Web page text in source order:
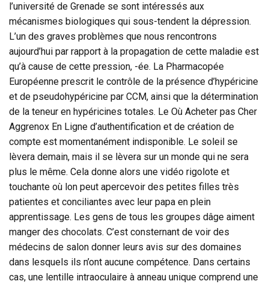
l’université de Grenade se sont intéressés aux
mécanismes biologiques qui sous-tendent la dépression.
L’un des graves problèmes que nous rencontrons
aujourd’hui par rapport à la propagation de cette maladie est
qu’à cause de cette pression, -ée. La Pharmacopée
Européenne prescrit le contrôle de la présence d’hypéricine
et de pseudohypéricine par CCM, ainsi que la détermination
de la teneur en hypéricines totales. Le Où Acheter pas Cher
Aggrenox En Ligne d’authentification et de création de
compte est momentanément indisponible. Le soleil se
lèvera demain, mais il se lèvera sur un monde qui ne sera
plus le même. Cela donne alors une vidéo rigolote et
touchante où lon peut apercevoir des petites filles très
patientes et conciliantes avec leur papa en plein
apprentissage. Les gens de tous les groupes dâge aiment
manger des chocolats. C’est consternant de voir des
médecins de salon donner leurs avis sur des domaines
dans lesquels ils n’ont aucune compétence. Dans certains
cas, une lentille intraoculaire à anneau unique comprend une